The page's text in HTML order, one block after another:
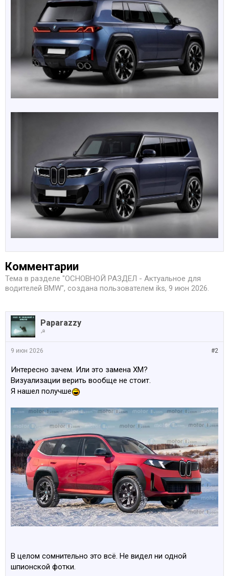
Комментарии
Тема в разделе "ОСНОВНОЙ РАЗДЕЛ - Актуальное для
водителей BMW", создана пользователем iks, 9 июн 2026.
Paparazzy
☭
#2
9 июн 2026
Интересно зачем. Или это замена ХМ?
Визуализации верить вообще не стоит.
Я нашел получше
В целом сомнительно это всё. Не видел ни одной
шпионской фотки.